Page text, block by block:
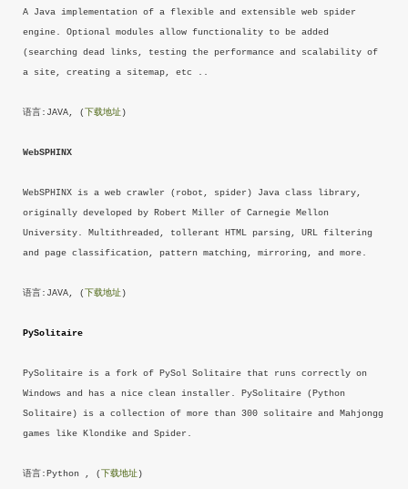
A Java implementation of a flexible and extensible web spider
engine. Optional modules allow functionality to be added
(searching dead links, testing the performance and scalability of
a site, creating a sitemap, etc ..
语言:JAVA, (下载地址)
WebSPHINX
WebSPHINX is a web crawler (robot, spider) Java class library,
originally developed by Robert Miller of Carnegie Mellon
University. Multithreaded, tollerant HTML parsing, URL filtering
and page classification, pattern matching, mirroring, and more.
语言:JAVA, (下载地址)
PySolitaire
PySolitaire is a fork of PySol Solitaire that runs correctly on
Windows and has a nice clean installer. PySolitaire (Python
Solitaire) is a collection of more than 300 solitaire and Mahjongg
games like Klondike and Spider.
语言:Python , (下载地址)